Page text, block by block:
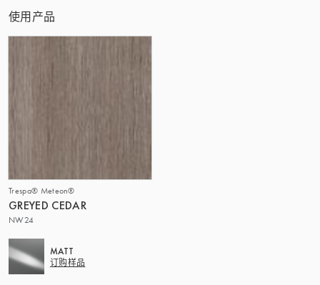
使用产品
Trespa® Meteon®
GREYED CEDAR
NW24
MATT
订购样品